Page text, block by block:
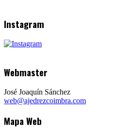
Instagram
Webmaster
José Joaquín Sánchez
web@ajedrezcoimbra.com
Mapa Web